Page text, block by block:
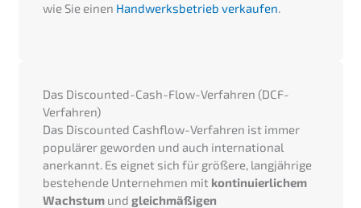
wie Sie einen Handwerksbetrieb verkaufen.
Das Discounted-Cash-Flow-Verfahren (DCF-
Verfahren)
Das Discounted Cashflow-Verfahren ist immer
populärer geworden und auch international
anerkannt. Es eignet sich für größere, langjährige
bestehende Unternehmen mit kontinuierlichem
Wachstumund gleichmäßigen